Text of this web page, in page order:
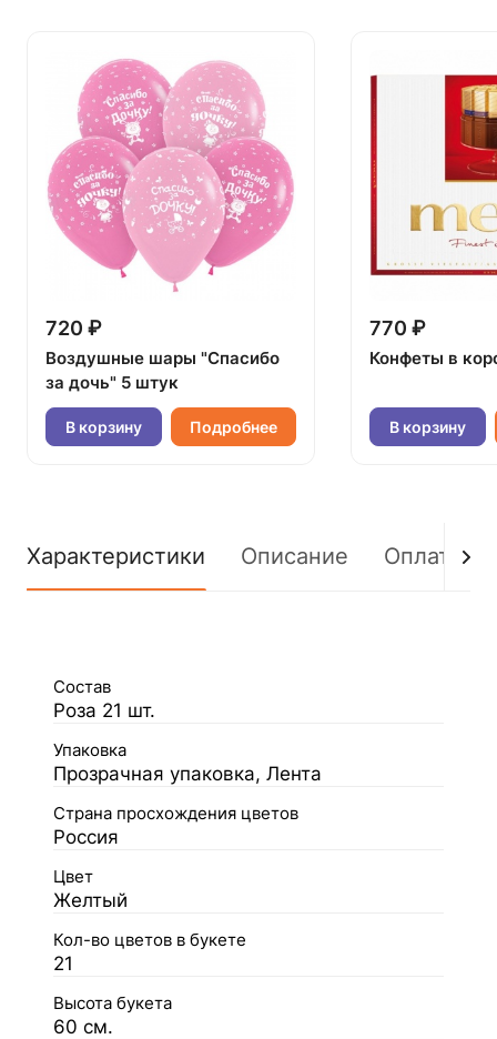
720 ₽
Воздушные шары "Спасибо
за дочь" 5 штук
В корзину Подробнее
770 ₽
Конфеты в
В корзину
Характеристики Описание Оплата
Состав
Роза 21 шт.
Упаковка
Прозрачная упаковка, Лента
Страна просхождения цветов
Россия
Цвет
Желтый
Кол-во цветов в букете
21
Высота букета
60 см.